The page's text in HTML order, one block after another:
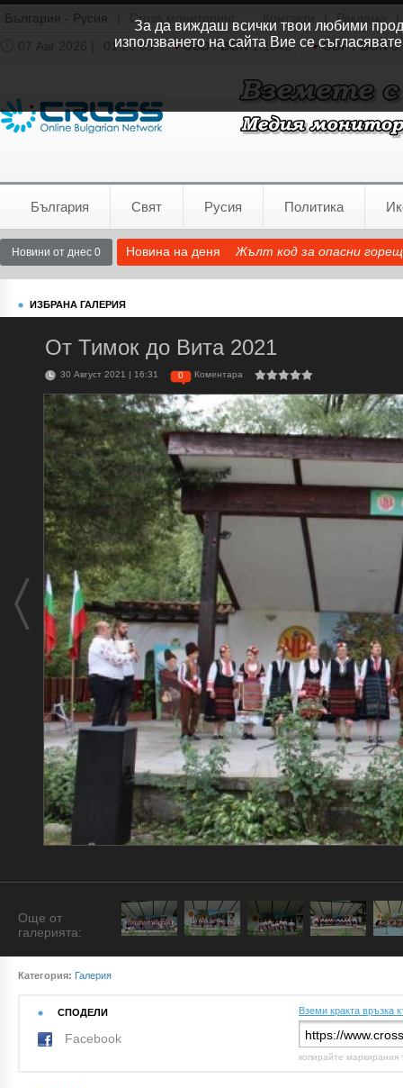
България - Русия Cross мониторинг Реклама
07 Авг 2026 |
01:26:10 USD / BGN1.1542 GBP / BGN
България Свят Русия Политика
Новини от днес 0 Новина на деня Жълт код за опасни
ИЗБРАНА ГАЛЕРИЯ
От Тимок до Вита 2021
30 Август 2021 | 16:31 0 Коментара
Още от
галерията:
Категория: Галерия
СПОДЕЛИ
Facebook
Вземи кракта връзка
копирайте маркирания
За да виждаш всички твои любими
използването на сайта Вие се